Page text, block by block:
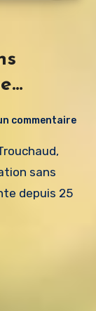
commentaire
sans
depuis 25